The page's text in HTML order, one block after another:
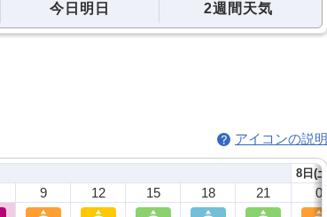
今日明日 2週間天気
アイコンの説明
9 12 15 18 21
8日(土)
0